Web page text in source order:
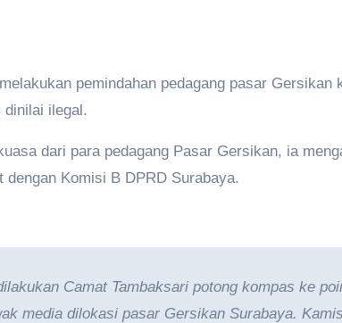
pemindahan pedagang pasar Gersikan
dinilai ilegal.
dari para pedagang Pasar Gersikan, ia
Komisi B DPRD Surabaya.
Camat Tambaksari potong kompas ke
media dilokasi pasar Gersikan Surabaya.